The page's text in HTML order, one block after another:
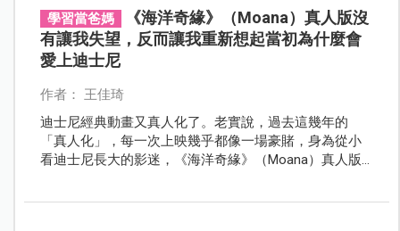
學習當爸媽
《海洋奇緣》（Moana）真人版沒
有讓我失望，反而讓我重新想起當初為什麼會
愛上迪士尼
作者： 王佳琦
迪士尼經典動畫又真人化了。老實說，過去這幾年的
「真人化」，每一次上映幾乎都像一場豪賭，身為從小
看迪士尼長大的影迷，《海洋奇緣》（Moana）真人版